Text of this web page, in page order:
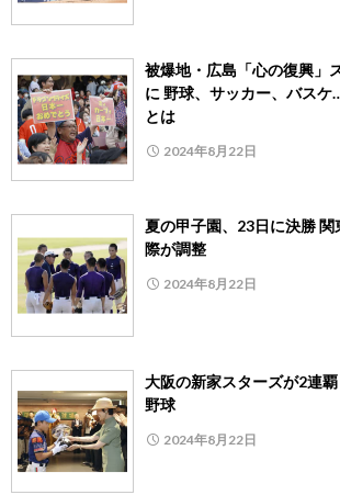
被爆地・広島「心の復興」
に 野球、サッカー、バス
とは
2024年8月22日
夏の甲子園、23日に決勝 関
際が調整
2024年8月22日
大阪の新家スターズが2連
野球
2024年8月22日